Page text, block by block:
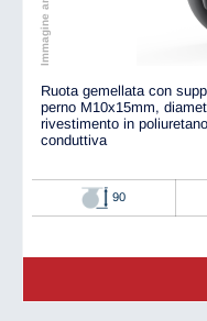
Ruota gemellata con
perno M10x15mm,
rivestimento in
conduttiva
90